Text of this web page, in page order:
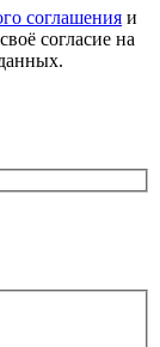
соглашения и
согласие на